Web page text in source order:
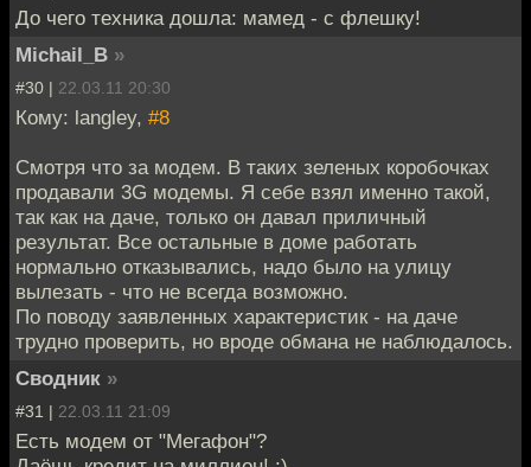
До чего техника дошла: мамед - с флешку!
Michail_B »
#30 | 22.03.11 20:30
Кому: langley, #8
Смотря что за модем. В таких зеленых коробочках
продавали 3G модемы. Я себе взял именно такой,
так как на даче, только он давал приличный
результат. Все остальные в доме работать
нормально отказывались, надо было на улицу
вылезать - что не всегда возможно.
По поводу заявленных характеристик - на даче
трудно проверить, но вроде обмана не наблюдалось.
Сводник »
#31 | 22.03.11 21:09
Есть модем от "Мегафон"?